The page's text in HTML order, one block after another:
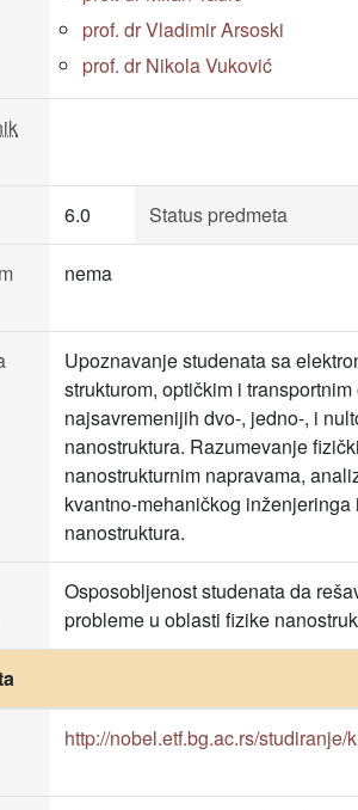
prof. dr Vladimir Arsoski
prof. dr Nikola Vuković
6.0 Status predmeta
nema
Upoznavanje studenata sa
strukturom, optičkim i
najsavremenijih dvo-, jedno-, i
nanostruktura. Razumevanje
nanostrukturnim napravama,
kvantno-mehaničkog inženjeringa
nanostruktura.
Osposobljenost studenata da
probleme u oblasti fizike
http://nobel.etf.bg.ac.rs/studiranje/